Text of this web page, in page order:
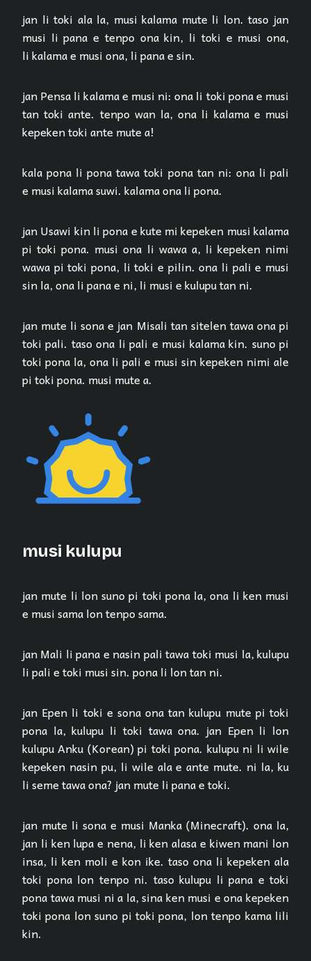
jan li toki ala la, musi kalama mute li lon. taso jan
musi li pana e tenpo ona kin, li toki e musi ona,
li kalama e musi ona, li pana e sin.
jan Pensa li kalama e musi ni: ona li toki pona e musi
tan toki ante. tenpo wan la, ona li kalama e musi
kepeken toki ante mute a!
kala pona li pona tawa toki pona tan ni: ona li pali
e musi kalama suwi. kalama ona li pona.
jan Usawi kin li pona e kute mi kepeken musi kalama
pi toki pona. musi ona li wawa a, li kepeken nimi
wawa pi toki pona, li toki e pilin. ona li pali e musi
sin la, ona li pana e ni, li musi e kulupu tan ni.
jan mute li sona e jan Misali tan sitelen tawa ona pi
toki pali. taso ona li pali e musi kalama kin. suno pi
toki pona la, ona li pali e musi sin kepeken nimi ale
pi toki pona. musi mute a.
musi kulupu
jan mute li lon suno pi toki pona la, ona li ken musi
e musi sama lon tenpo sama.
jan Mali li pana e nasin pali tawa toki musi la, kulupu
li pali e toki musi sin. pona li lon tan ni.
jan Epen li toki e sona ona tan kulupu mute pi toki
pona la, kulupu li toki tawa ona. jan Epen li lon
kulupu Anku (Korean) pi toki pona. kulupu ni li wile
kepeken nasin pu, li wile ala e ante mute. ni la, ku
li seme tawa ona? jan mute li pana e toki.
jan mute li sona e musi Manka (Minecraft). ona la,
jan li ken lupa e nena, li ken alasa e kiwen mani lon
insa, li ken moli e kon ike. taso ona li kepeken ala
toki pona lon tenpo ni. taso kulupu li pana e toki
pona tawa musi ni a la, sina ken musi e ona kepeken
toki pona lon suno pi toki pona, lon tenpo kama lili
kin.